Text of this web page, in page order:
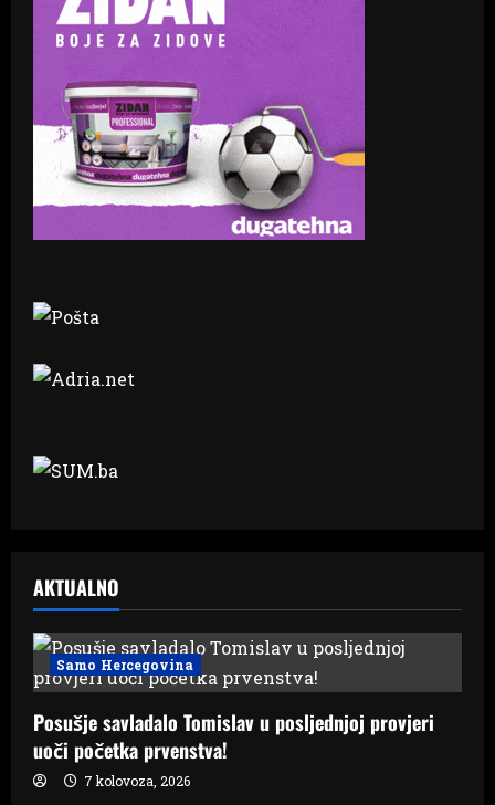
AKTUALNO
Samo Hercegovina
Posušje savladalo Tomislav u posljednjoj provjeri
uoči početka prvenstva!
7 kolovoza, 2026